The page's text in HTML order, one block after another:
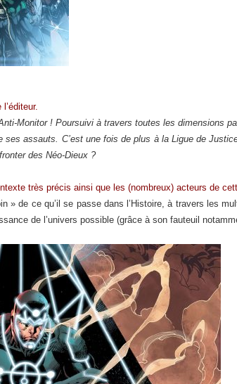
Monitor ! Poursuivi à travers toutes les dimensions
assauts. C’est une fois de plus à la Ligue de
des Néo-Dieux ?
très précis ainsi que les (nombreux) acteurs de
» de ce qu’il se passe dans l’Histoire, à travers les
de l’univers possible (grâce à son fauteuil